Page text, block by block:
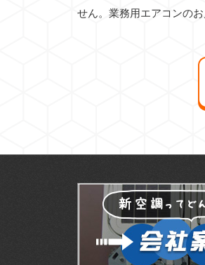
せん。業務用エアコンの